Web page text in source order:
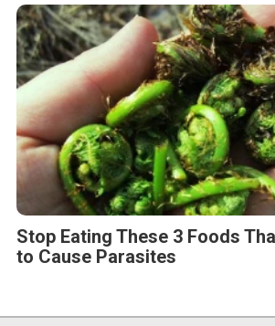
Stop Eating These 3 Foods
to Cause Parasites